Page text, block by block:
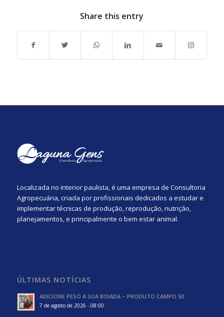
Share this entry
Localizada no interior paulista, é uma empresa de Consultoria
Agropecuária, criada por profissionais dedicados a estudar e
implementar técnicas de produção, reprodução, nutrição,
planejamentos, e principalmente o bem estar animal.
ÚLTIMAS NOTÍCIAS
ADICIONE PESO A SUA BOIADA – PRODUTO CAMPO 50
7 de agosto de 2026 - 08:00